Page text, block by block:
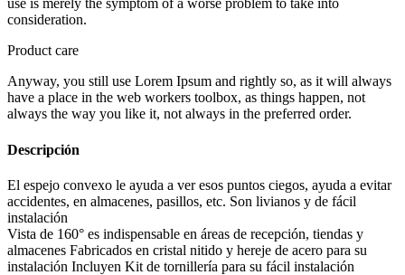
use is merely the symptom of a worse problem to take into
consideration.
Product care
Anyway, you still use Lorem Ipsum and rightly so, as it will always
have a place in the web workers toolbox, as things happen, not
always the way you like it, not always in the preferred order.
Descripción
El espejo convexo le ayuda a ver esos puntos ciegos, ayuda a evitar
accidentes, en almacenes, pasillos, etc. Son livianos y de fácil
instalación
Vista de 160° es indispensable en áreas de recepción, tiendas y
almacenes Fabricados en cristal nitido y hereje de acero para su
instalación Incluyen Kit de tornillería para su fácil instalación